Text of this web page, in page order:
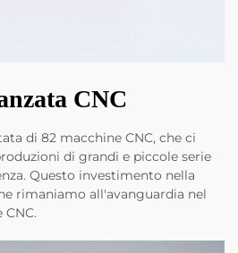
CNC
di 82 macchine CNC, che ci
di grandi e piccole serie
Questo investimento nella
rimaniamo all'avanguardia nel